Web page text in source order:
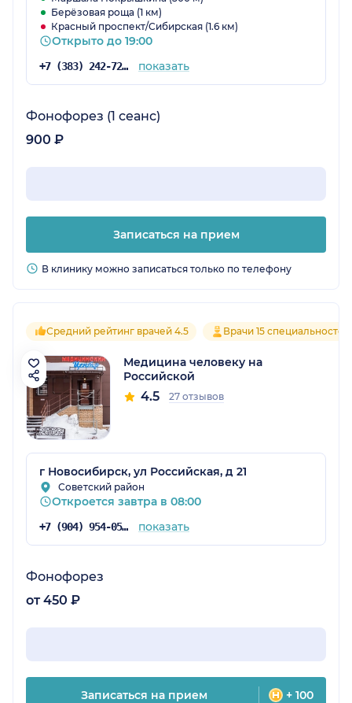
Берёзовая роща (1 км)
Красный проспект/Сибирская (1.6 км)
Открыто до 19:00
+7 (383) 242-72-08 показать
Фонофорез (1 сеанс)
900 ₽
Записаться на прием
В клинику можно записаться только по телефону
Средний рейтинг врачей 4.5 Врачи 15 специальностей
Медицина человеку на
Российской
4.5 27 отзывов
г Новосибирск, ул Российская, д 21
Советский район
Откроется завтра в 08:00
+7 (904) 954-05-26 показать
Фонофорез
от 450 ₽
Записаться на прием + 100